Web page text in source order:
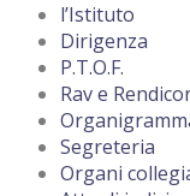
l’Istituto
Dirigenza
P.T.O.F.
Rav e
Segreteria
Organi